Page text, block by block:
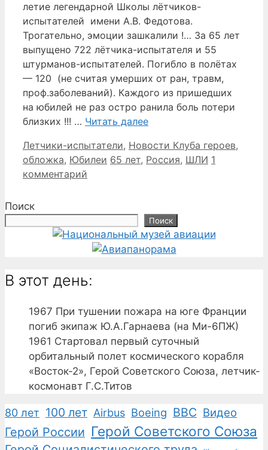
летие легендарной Школы лётчиков-
испытателей имени А.В. Федотова.
Трогательно, эмоции зашкалили !… За 65 лет
выпущено 722 лётчика-испытателя и 55
штурманов-испытателей. Погибло в полётах
— 120 (не считая умерших от ран, травм,
проф.заболеваний). Каждого из пришедших
на юбилей не раз остро ранила боль потери
близких !!! … Читать далее
Рубрики
Летчики-испытатели, Новости Клуба героев,
обложка, Юбилеи Метки
65 лет, Россия, ШЛИ 1
комментарий
Поиск
Поиск
В этот день:
1967 При тушении пожара на юге Франции
погиб экипаж Ю.А.Гарнаева (на Ми-6ПЖ)
1961 Стартовал первый суточный
орбитальный полет космического корабля
«Восток-2», Герой Советского Союза, летчик-
космонавт Г.С.Титов
80 лет 100 лет Airbus Boeing ВВС Видео
Герой России Герой Советского Союза